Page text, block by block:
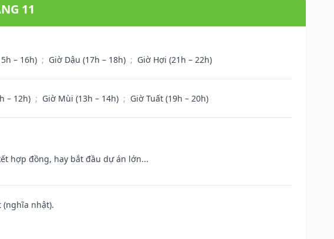
11
– 16h) ; Giờ Dậu (17h – 18h) ; Giờ Hợi (21h – 22h)
– 12h) ; Giờ Mùi (13h – 14h) ; Giờ Tuất (19h – 20h)
hợp đồng, hay bắt đầu dự án lớn...
(nghĩa nhật).